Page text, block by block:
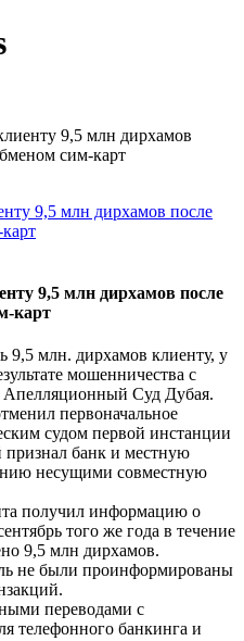
9,5 млн дирхамов
сим-карт
9,5 млн дирхамов после
карт
млн. дирхамов клиенту, у
мошенничества с
Апелляционный Суд Дубая.
первоначальное
судом первой инстанции
признал банк и местную
несущими совместную
получил информацию о
того же года в течение
9,5 млн дирхамов.
не были проинформированы
переводами с
телефонного банкинга и